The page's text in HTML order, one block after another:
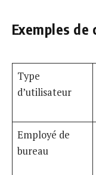
Exemples
Type
d’utilisateur
Employé de
bureau